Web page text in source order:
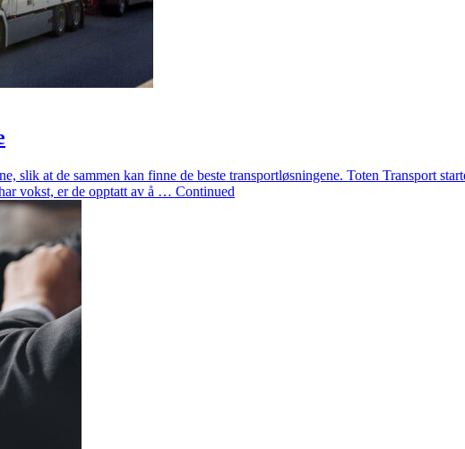
slik at de sammen kan finne de beste transportløsningene. Toten Transport
vokst, er de opptatt av å … Continued